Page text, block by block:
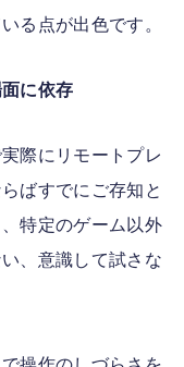
る点が出色です。
に依存
際にリモートプレ
ばすでにご存知と
特定のゲーム以外
、意識して試さな